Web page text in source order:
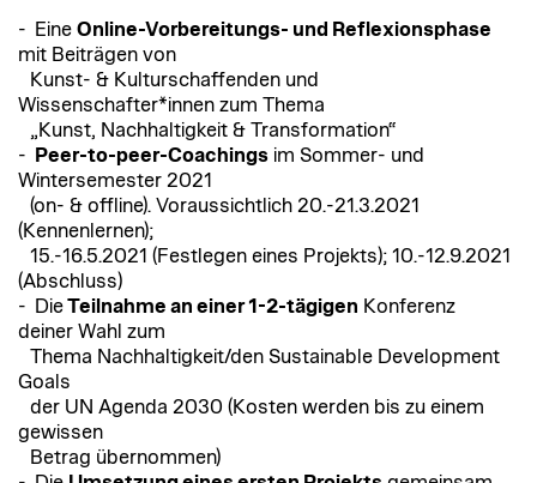
- Eine Online-Vorbereitungs- und Reflexionsphase
mit Beiträgen von
Kunst- & Kulturschaffenden und
Wissenschafter*innen zum Thema
„Kunst, Nachhaltigkeit & Transformation“
-
Peer-to-peer-Coachings im Sommer- und
Wintersemester 2021
(on- & offline). Voraussichtlich 20.-21.3.2021
(Kennenlernen);
15.-16.5.2021 (Festlegen eines Projekts); 10.-12.9.2021
(Abschluss)
- DieTeilnahme an einer 1-2-tägigen Konferenz
deiner Wahl zum
Thema Nachhaltigkeit/den Sustainable Development
Goals
der UN Agenda 2030 (Kosten werden bis zu einem
gewissen
Betrag übernommen)